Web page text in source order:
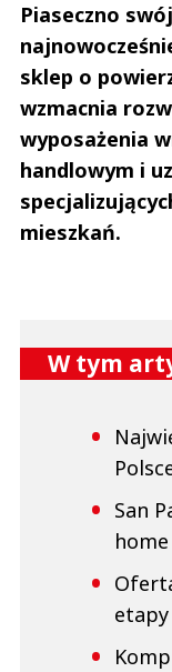
Piaseczno
sklep o
wzmacnia
wyposażenia
handlowym i
mieszkań.
W tym
San